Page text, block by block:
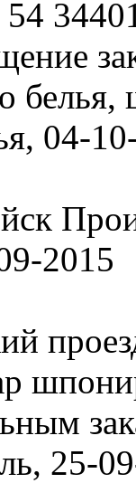
04-
2015
25-